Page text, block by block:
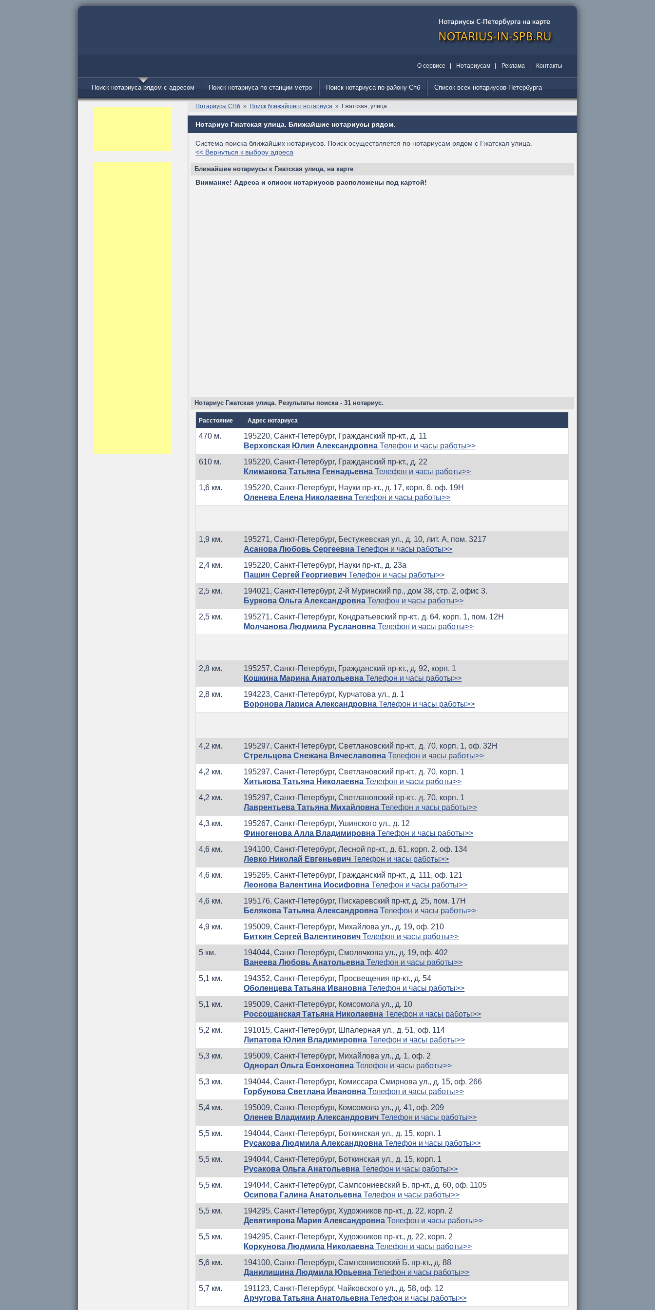
О сервисе Нотариусам Реклама Контакты
Поиск нотариуса рядом с адресом Поиск нотариуса по станции метро Поиск нотариуса по району Спб Список всех нотариусов Петербурга
Нотариусы СПб Поиск ближайшего нотариуса Гжатская, улица
Нотариус Гжатская улица. Ближайшие нотариусы рядом.
Система поиска ближайших нотариусов. Поиск осуществляется по нотариусам рядом с Гжатская улица.
<< Вернуться к выбору адреса
Ближайшие нотариусы к Гжатская улица, на карте
Внимание! Адреса и список нотариусов расположены под картой!
Нотариус Гжатская улица. Результаты поиска - 31 нотариус.
Расстояние Адрес нотариуса
470 м.
195220, Санкт-Петербург, Гражданский пр-кт., д. 11
Верховская Юлия Александровна Телефон и часы работы>>
610 м.
195220, Санкт-Петербург, Гражданский пр-кт., д. 22
Климакова Татьяна Геннадьевна Телефон и часы работы>>
1,6 км.
195220, Санкт-Петербург, Науки пр-кт., д. 17, корп. 6, оф. 19Н
Оленева Елена Николаевна Телефон и часы работы>>
1,9 км.
195271, Санкт-Петербург, Бестужевская ул., д. 10, лит. А, пом. 3217
Асанова Любовь Сергеевна Телефон и часы работы>>
2,4 км.
195220, Санкт-Петербург, Науки пр-кт., д. 23а
Пашин Сергей Георгиевич Телефон и часы работы>>
2,5 км.
194021, Санкт-Петербург, 2-й Муринский пр., дом 38, стр. 2, офис 3.
Буркова Ольга Александровна Телефон и часы работы>>
2,5 км.
195271, Санкт-Петербург, Кондратьевский пр-кт., д. 64, корп. 1, пом. 12Н
Молчанова Людмила Руслановна Телефон и часы работы>>
2,8 км.
195257, Санкт-Петербург, Гражданский пр-кт., д. 92, корп. 1
Кошкина Марина Анатольевна Телефон и часы работы>>
2,8 км.
194223, Санкт-Петербург, Курчатова ул., д. 1
Воронова Лариса Александровна Телефон и часы работы>>
4,2 км.
195297, Санкт-Петербург, Светлановский пр-кт., д. 70, корп. 1, оф. 32Н
Стрельцова Снежана Вячеславовна Телефон и часы работы>>
4,2 км.
195297, Санкт-Петербург, Светлановский пр-кт., д. 70, корп. 1
Хитькова Татьяна Николаевна Телефон и часы работы>>
4,2 км.
195297, Санкт-Петербург, Светлановский пр-кт., д. 70, корп. 1
Лаврентьева Татьяна Михайловна Телефон и часы работы>>
4,3 км.
195267, Санкт-Петербург, Ушинского ул., д. 12
Финогенова Алла Владимировна Телефон и часы работы>>
4,6 км.
194100, Санкт-Петербург, Лесной пр-кт., д. 61, корп. 2, оф. 134
Левко Николай Евгеньевич Телефон и часы работы>>
4,6 км.
195265, Санкт-Петербург, Гражданский пр-кт., д. 111, оф. 121
Леонова Валентина Иосифовна Телефон и часы работы>>
4,6 км.
195176, Санкт-Петербург, Пискаревский пр-кт, д. 25, пом. 17Н
Белякова Татьяна Александровна Телефон и часы работы>>
4,9 км.
195009, Санкт-Петербург, Михайлова ул., д. 19, оф. 210
Биткин Сергей Валентинович Телефон и часы работы>>
5 км.
194044, Санкт-Петербург, Смолячкова ул., д. 19, оф. 402
Ванеева Любовь Анатольевна Телефон и часы работы>>
5,1 км.
194352, Санкт-Петербург, Просвещения пр-кт., д. 54
Оболенцева Татьяна Ивановна Телефон и часы работы>>
5,1 км.
195009, Санкт-Петербург, Комсомола ул., д. 10
Россошанская Татьяна Николаевна Телефон и часы работы>>
5,2 км.
191015, Санкт-Петербург, Шпалерная ул., д. 51, оф. 114
Липатова Юлия Владимировна Телефон и часы работы>>
5,3 км.
195009, Санкт-Петербург, Михайлова ул., д. 1, оф. 2
Однорал Ольга Еонхоновна Телефон и часы работы>>
5,3 км.
194044, Санкт-Петербург, Комиссара Смирнова ул., д. 15, оф. 266
Горбунова Светлана Ивановна Телефон и часы работы>>
5,4 км.
195009, Санкт-Петербург, Комсомола ул., д. 41, оф. 209
Оленев Владимир Александрович Телефон и часы работы>>
5,5 км.
194044, Санкт-Петербург, Боткинская ул., д. 15, корп. 1
Русакова Людмила Александровна Телефон и часы работы>>
5,5 км.
194044, Санкт-Петербург, Боткинская ул., д. 15, корп. 1
Русакова Ольга Анатольевна Телефон и часы работы>>
5,5 км.
194044, Санкт-Петербург, Сампсониевский Б. пр-кт., д. 60, оф. 1105
Осипова Галина Анатольевна Телефон и часы работы>>
5,5 км.
194295, Санкт-Петербург, Художников пр-кт., д. 22, корп. 2
Девятиярова Мария Александровна Телефон и часы работы>>
5,5 км.
194295, Санкт-Петербург, Художников пр-кт., д. 22, корп. 2
Коркунова Людмила Николаевна Телефон и часы работы>>
5,6 км.
194100, Санкт-Петербург, Сампсониевский Б. пр-кт., д. 88
Данилищина Людмила Юрьевна Телефон и часы работы>>
5,7 км.
191123, Санкт-Петербург, Чайковского ул., д. 58, оф. 12
Арчугова Татьяна Анатольевна Телефон и часы работы>>